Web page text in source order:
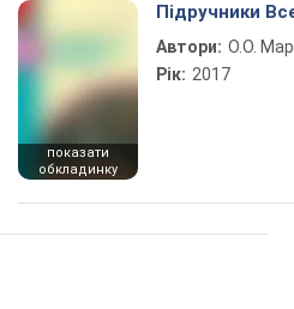
показати
обкладинку
Підручники
Автори: О.О.
Рік: 2017